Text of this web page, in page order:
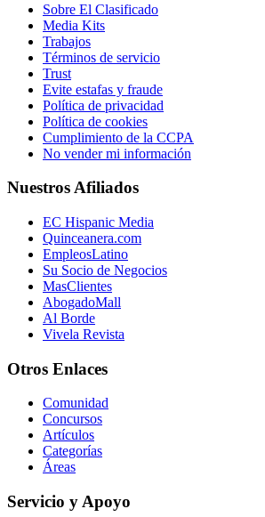
Sobre El Clasificado
Media Kits
Trabajos
Términos de servicio
Trust
Evite estafas y fraude
Política de privacidad
Política de cookies
Cumplimiento de la CCPA
No vender mi información
Nuestros Afiliados
EC Hispanic Media
Quinceanera.com
EmpleosLatino
Su Socio de Negocios
MasClientes
AbogadoMall
Al Borde
Vivela Revista
Otros Enlaces
Comunidad
Concursos
Artículos
Categorías
Áreas
Servicio y Apoyo